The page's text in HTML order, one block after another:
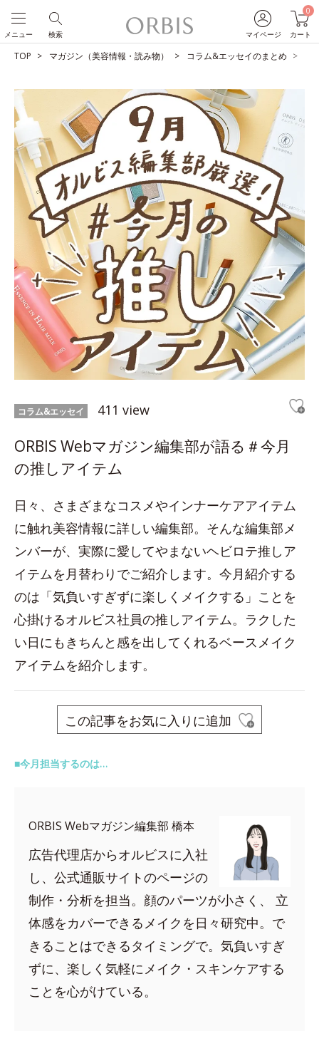
マイページ
0
カート
検索
メニュー
TOP マガジン（美容情報・読み物） コラム&エッセイのまとめ
コラム&エッセイ 411 view
ORBIS Webマガジン編集部が語る＃今月
の推しアイテム
日々、さまざまなコスメやインナーケアアイテム
に触れ美容情報に詳しい編集部。そんな編集部メ
ンバーが、実際に愛してやまないヘビロテ推しア
イテムを月替わりでご紹介します。今月紹介する
のは「気負いすぎずに楽しくメイクする」ことを
心掛けるオルビス社員の推しアイテム。ラクした
い日にもきちんと感を出してくれるベースメイク
アイテムを紹介します。
この記事をお気に入りに追加
■今月担当するのは…
ORBIS Webマガジン編集部 橋本
広告代理店からオルビスに入社
し、公式通販サイトのページの
制作・分析を担当。顔のパーツが小さく、 立
体感をカバーできるメイクを日々研究中。で
きることはできるタイミングで。気負いすぎ
ずに、楽しく気軽にメイク・スキンケアする
ことを心がけている。